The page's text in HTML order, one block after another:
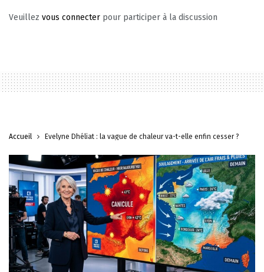
Veuillez vous connecter pour participer à la discussion
Accueil Évelyne Dhéliat : la vague de chaleur va-t-elle enfin cesser ?